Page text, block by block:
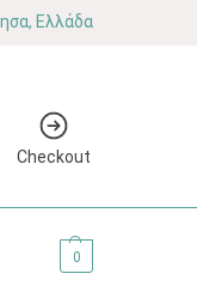
Ελλάδα
Checkout
0